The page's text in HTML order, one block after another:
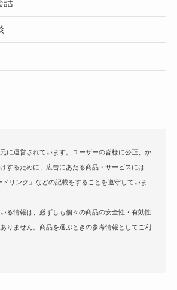
話
に運営されています。ユーザーの皆様に公正、か
するために、広告にあたる商品・サービスには
ドリンク」などの記載をすることを遵守していま
る情報は、必ずしも個々の商品の安全性・有効性
りません。商品を選ぶときの参考情報としてご利